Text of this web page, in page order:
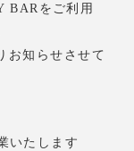
BARをご利用
お知らせさせて
いたします